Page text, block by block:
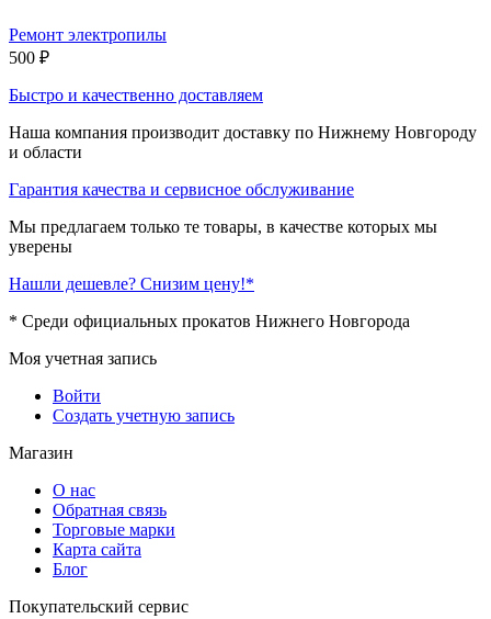
Ремонт электропилы
500 ₽
Быстро и качественно доставляем
Наша компания производит доставку по Нижнему Новгороду
и области
Гарантия качества и сервисное обслуживание
Мы предлагаем только те товары, в качестве которых мы
уверены
Нашли дешевле? Снизим цену!*
* Среди официальных прокатов Нижнего Новгорода
Моя учетная запись
Войти
Создать учетную запись
Магазин
О нас
Обратная связь
Торговые марки
Карта сайта
Блог
Покупательский сервис